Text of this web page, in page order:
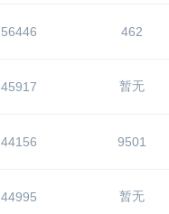
56446 462
45917 暂无
44156 9501
44995 暂无